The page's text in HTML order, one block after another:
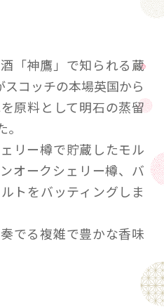
「神鷹」で知られる蔵
コッチの本場英国から
原料として明石の蒸留
リー樽で貯蔵したモル
オークシェリー樽、バ
トをバッティングしま
でる複雑で豊かな香味
上品でスパイシーそし
味わいをお愉しみいた